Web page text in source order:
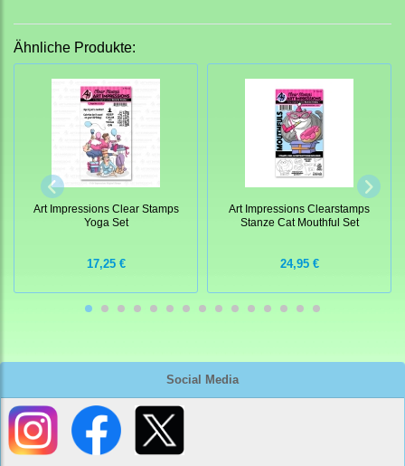
Social Media
Ähnliche Produkte:
Art Impressions Clear Stamps
Yoga Set
17,25 €
Art Impressions Clearstamps
Stanze Cat Mouthful Set
24,95 €